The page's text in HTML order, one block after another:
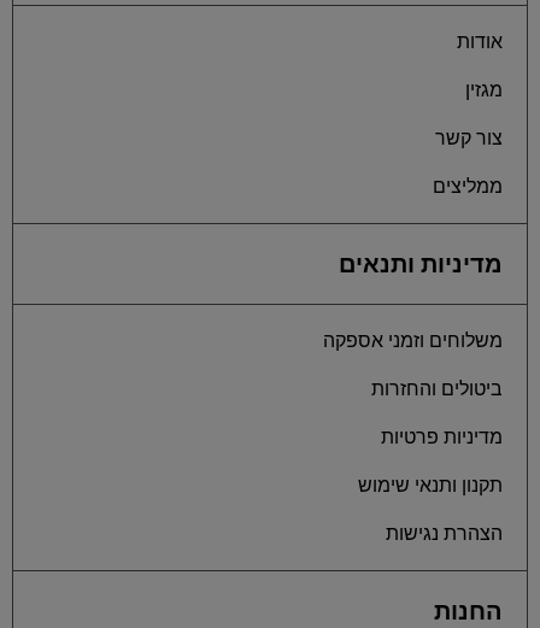
אודות
מגזין
צור קשר
ממליצים
מדיניות ותנאים
משלוחים וזמני אספקה
ביטולים והחזרות
מדיניות פרטיות
תקנון ותנאי שימוש
הצהרת נגישות
החנות